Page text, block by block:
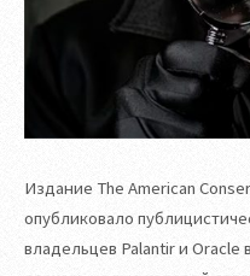
Издание The American
опубликовало
владельцев Palantir и Oracle